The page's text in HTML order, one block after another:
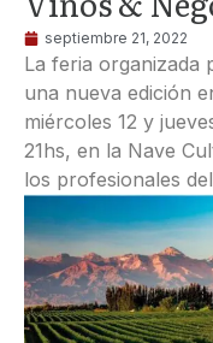
septiembre 21, 2022
La feria organizada
una nueva edición
miércoles 12 y
21hs, en la Nave
los profesionales